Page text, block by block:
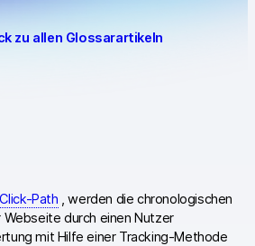
Manager
zu allen Glossarartikeln
Click-Path , werden die chronologischen
durch einen Nutzer
mit Hilfe einer Tracking-Methode